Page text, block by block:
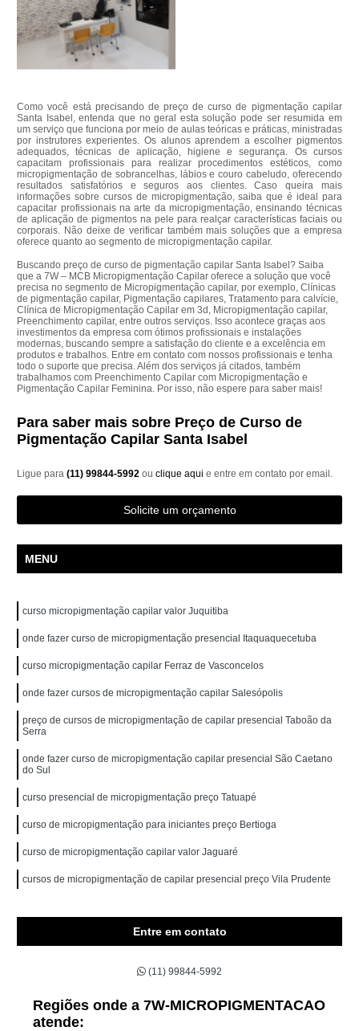
Como você está precisando de preço de curso de pigmentação capilar
Santa Isabel, entenda que no geral esta solução pode ser resumida em
um serviço que funciona por meio de aulas teóricas e práticas, ministradas
por instrutores experientes. Os alunos aprendem a escolher pigmentos
adequados, técnicas de aplicação, higiene e segurança. Os cursos
capacitam profissionais para realizar procedimentos estéticos, como
micropigmentação de sobrancelhas, lábios e couro cabeludo, oferecendo
resultados satisfatórios e seguros aos clientes. Caso queira mais
informações sobre cursos de micropigmentação, saiba que é ideal para
capacitar profissionais na arte da micropigmentação, ensinando técnicas
de aplicação de pigmentos na pele para realçar características faciais ou
corporais. Não deixe de verificar também mais soluções que a empresa
oferece quanto ao segmento de micropigmentação capilar.
Buscando preço de curso de pigmentação capilar Santa Isabel? Saiba
que a 7W – MCB Micropigmentação Capilar oferece a solução que você
precisa no segmento de Micropigmentação capilar, por exemplo, Clínicas
de pigmentação capilar, Pigmentação capilares, Tratamento para calvície,
Clínica de Micropigmentação Capilar em 3d, Micropigmentação capilar,
Preenchimento capilar, entre outros serviços. Isso acontece graças aos
investimentos da empresa com ótimos profissionais e instalações
modernas, buscando sempre a satisfação do cliente e a excelência em
produtos e trabalhos. Entre em contato com nossos profissionais e tenha
todo o suporte que precisa. Além dos serviços já citados, também
trabalhamos com Preenchimento Capilar com Micropigmentação e
Pigmentação Capilar Feminina. Por isso, não espere para saber mais!
Para saber mais sobre Preço de Curso de
Pigmentação Capilar Santa Isabel
Ligue para(11) 99844-5992ouclique aqui e entre em contato por email.
Solicite um orçamento
MENU
curso micropigmentação capilar valor Juquitiba
onde fazer curso de micropigmentação presencial Itaquaquecetuba
curso micropigmentação capilar Ferraz de Vasconcelos
onde fazer cursos de micropigmentação capilar Salesópolis
preço de cursos de micropigmentação de capilar presencial Taboão da
Serra
onde fazer curso de micropigmentação capilar presencial São Caetano
do Sul
curso presencial de micropigmentação preço Tatuapé
curso de micropigmentação para iniciantes preço Bertioga
curso de micropigmentação capilar valor Jaguaré
cursos de micropigmentação de capilar presencial preço Vila Prudente
Entre em contato
(11) 99844-5992
Regiões onde a 7W-MICROPIGMENTACAO
atende: